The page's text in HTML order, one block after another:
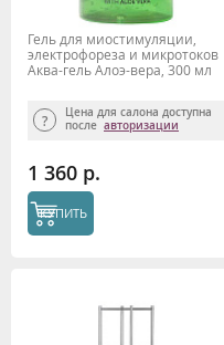
Гель для миостимуляции,
электрофореза и микротоков
Аква-гель Алоэ-вера, 300 мл
Цена для салона доступна
после авторизации
1 360 р.
КУПИТЬ